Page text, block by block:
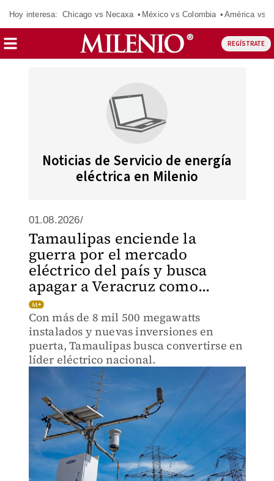
Hoy interesa: Chicago vs Necaxa México vs Colombia América vs
REGÍSTRATE
Noticias de Servicio de energía
eléctrica en Milenio
01.08.2026/
Tamaulipas enciende la
guerra por el mercado
eléctrico del país y busca
apagar a Veracruz como...
Con más de 8 mil 500 megawatts
instalados y nuevas inversiones en
puerta, Tamaulipas busca convertirse en
líder eléctrico nacional.